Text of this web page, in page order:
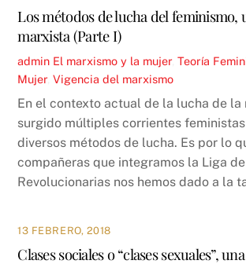
Los métodos de lucha del feminismo,
marxista (Parte I)
admin El marxismo y la mujer,Teoría
Mujer,Vigencia del marxismo
En el contexto actual de la lucha de la
surgido múltiples corrientes
diversos métodos de lucha. Es por lo
compañeras que integramos la Liga
Revolucionarias nos hemos dado a la
13 FEBRERO, 2018
Clases sociales o “clases sexuales”,